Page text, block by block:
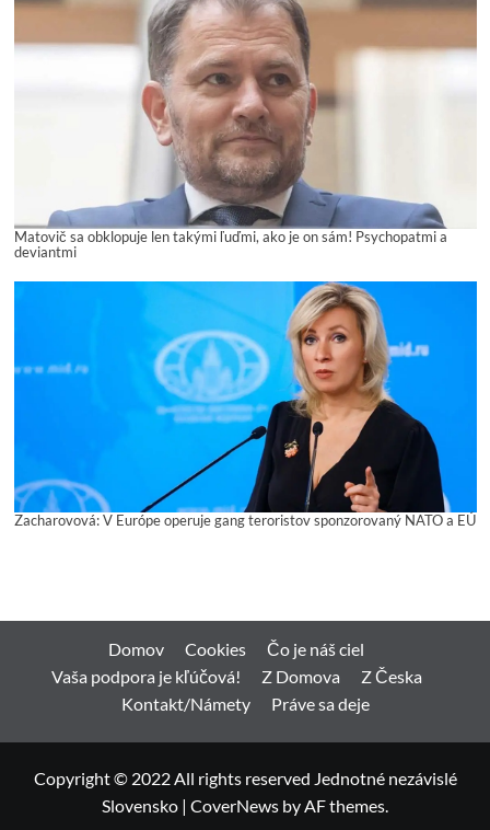
Matovič sa obklopuje len takými ľuďmi, ako je on sám! Psychopatmi a
deviantmi
Zacharovová: V Európe operuje gang teroristov sponzorovaný NATO a EÚ
Domov Cookies
Čo je náš ciel
Vaša podpora je kľúčová!
Z Domova
Z Česka
Kontakt/Námety
Práve sa deje
Copyright © 2022 All rights reserved Jednotné nezávislé
Slovensko | CoverNews by AF themes.